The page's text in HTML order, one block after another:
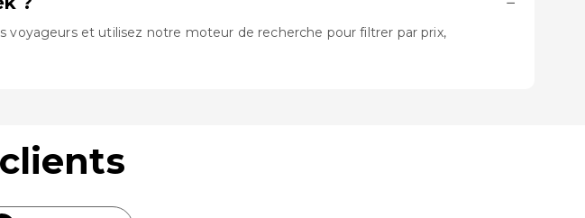
voyageurs et utilisez notre moteur de recherche pour filtrer par prix,